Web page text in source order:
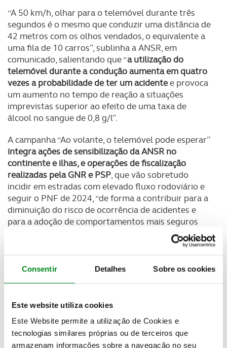
Consentir Detalhes Sobre os cookies
Este website utiliza cookies
Este Website permite a utilização de Cookies e
tecnologias similares próprias ou de terceiros que
armazenam informações sobre a navegação no seu
“A 50 km/h, olhar para o telemóvel durante três
segundos é o mesmo que conduzir uma distância de
42 metros com os olhos vendados, o equivalente a
uma fila de 10 carros”, sublinha a ANSR, em
comunicado, salientando que “a utilização do
telemóvel durante a condução aumenta em quatro
vezes a probabilidade de ter um acidentee provoca
um aumento no tempo de reação a situações
imprevistas superior ao efeito de uma taxa de
álcool no sangue de 0,8 g/l”.
A campanha “Ao volante, o telemóvel pode esperar”
integra ações de sensibilização da ANSR no
continente e ilhas, e operações de fiscalização
realizadas pela GNR e PSP, que vão sobretudo
incidir em estradas com elevado fluxo rodoviário e
seguir o PNF de 2024, “de forma a contribuir para a
diminuição do risco de ocorrência de acidentes e
para a adoção de comportamentos mais seguros
por parte dos condutores no que respeita ao
manuseamento do telemóvel durante a condução”.
As ações de sensibilização ocorrerão em simultâneo
Newsletter Revista